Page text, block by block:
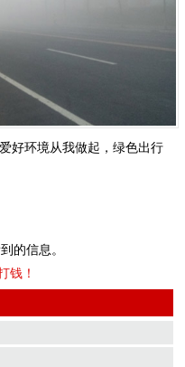
好环境从我做起，绿色出行
的信息。
钱！